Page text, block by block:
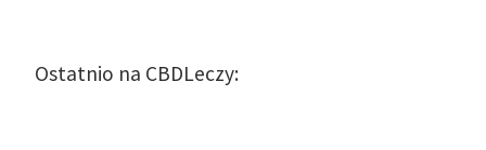
Ostatnio na CBDLeczy: